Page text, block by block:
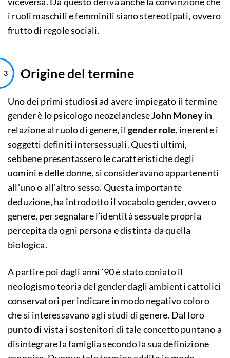
i ruoli maschili e femminili siano stereotipati, ovvero
frutto di regole sociali.
Origine del termine
Uno dei primi studiosi ad avere impiegato il termine
gender è lo psicologo neozelandeseJohn Moneyin
relazione al ruolo di genere, ilgender role, inerente i
soggetti definiti intersessuali. Questi ultimi,
sebbene presentassero le caratteristiche degli
uomini e delle donne, si consideravano appartenenti
all’uno o all’altro sesso. Questa importante
deduzione, ha introdotto il vocabolo gender, ovvero
genere, per segnalare l’identità sessuale propria
percepita da ogni persona e distinta da quella
biologica.
A partire poi dagli anni ’90 è stato coniato il
neologismo teoria del gender dagli ambienti cattolici
conservatori per indicare in modo negativo coloro
che si interessavano agli studi di genere. Dal loro
punto di vista i sostenitori di tale concetto puntano a
disintegrare la famiglia secondo la sua definizione